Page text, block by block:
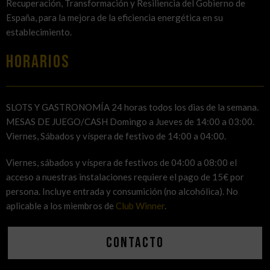
Recuperación, Transformación y Resiliencia del Gobierno de
España, para la mejora de la eficiencia energética en su
establecimiento.
HORARIOS
SLOTS Y GASTRONOMÍA 24 horas todos los dias de la semana.
MESAS DE JUEGO/CASH Domingo a Jueves de 14:00 a 03:00.
Viernes, Sábados y víspera de festivo de 14:00 a 04:00.
Viernes, sábados y víspera de festivos de 04:00 a 08:00 el
acceso a nuestras instalaciones requiere el pago de 15€ por
persona. Incluye entrada y consumición (no alcohólica). No
aplicable a los miembros de Club Winner.
Contacto